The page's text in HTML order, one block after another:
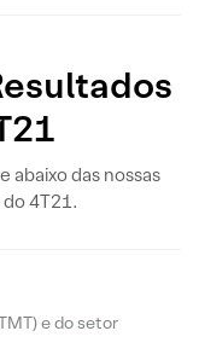
das nossas
4T21.
e do setor